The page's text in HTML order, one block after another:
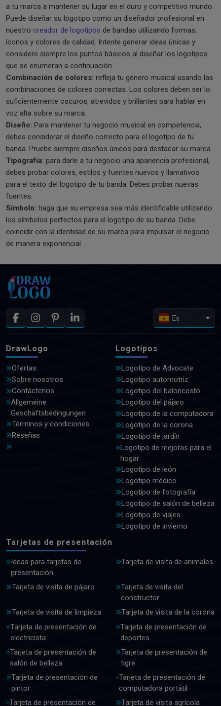
a tu marca a mantener su lugar en el duro y competitivo mundo.
Puede diseñar su logotipo como un diseñador profesional en
nuestro creador de logotipos de bandas utilizando formas,
íconos y colores de calidad. Intente generar ideas únicas y
considere siempre los puntos básicos al diseñar los logotipos
que se enumeran a continuación.
Combinación de colores: refleja tu género musical usando las
combinaciones de colores correctas. Los colores deben ser lo
suficientemente oscuros, atrevidos y brillantes para hablar en
voz alta sobre su marca.
Diseño: Para mantener tu negocio musical en competencia,
debes considerar el diseño correcto para el logotipo de tu
banda. Pruebe siempre diseños únicos para destacar su marca.
Tipografía: para darle a tu negocio una apariencia profesional,
debes probar colores, estilos y fuentes nuevos y llamativos
para el texto del logotipo de tu banda. Debes probar nuevas
fuentes.
Símbolo: haga que su empresa sea más identificable utilizando
los símbolos perfectos para el logotipo de su banda. Debe
coincidir con la identidad de su marca para impulsar el negocio
de manera exponencial.
Es
DrawLogo
Ofertas
Sobre nosotros
Contáctenos
Allgemeine
Geschäftsbedingungen
Términos y condiciones
Reseñas
Logotipos
Logotipo de Advocate
Logotipo automotriz
Logotipo del baloncesto
Logotipo del pájaro
Logotipo de la computadora
Logotipo de la corona
Logotipo de jardín
Logotipo de mejoras para el
hogar
Logotipo de león
Logotipo médico
Logotipo de fotografía
Logotipo de salón de belleza
Logotipo de viajes
Logotipo de invierno
Tarjetas de presentación
Ideas para tarjetas de
presentación
Tarjeta de visita de animales
Tarjeta de visita de pájaro
Tarjeta de visita del
constructor
Tarjeta de visita de limpieza
Tarjeta de visita de la corona
Tarjeta de presentación de
electricista
Tarjeta de presentación de
deportes
Tarjeta de presentación de
salón de belleza
Tarjeta de presentación de
tigre
Tarjeta de presentación de
pintor
Tarjeta de presentación de
computadora portátil
Tarjeta de presentación de
Tarjeta de visita agrícola